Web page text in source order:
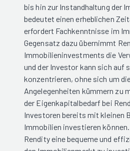
bis hin zur Instandhaltung der
bedeutet einen erheblichen
erfordert Fachkenntnisse im
Gegensatz dazu übernimmt
Immobilieninvestments die
und der Investor kann sich auf
konzentrieren, ohne sich um
Angelegenheiten kümmern zu
der Eigenkapitalbedarf bei
Investoren bereits mit kleinen
Immobilien investieren
Rendity eine bequeme und